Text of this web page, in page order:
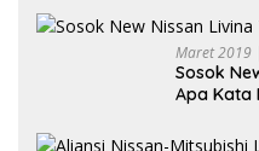
Maret 2019
Sosok
Apa Kata